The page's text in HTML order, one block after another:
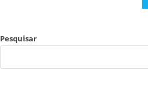
Pesquisar